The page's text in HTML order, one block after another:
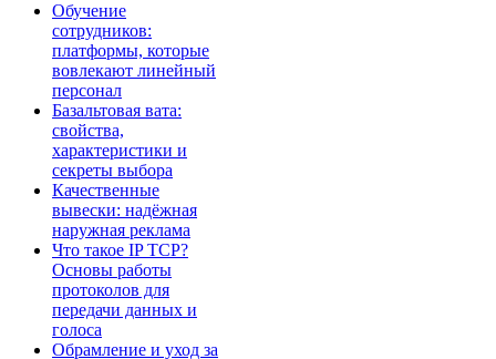
Обучение
сотрудников:
платформы, которые
вовлекают линейный
персонал
Базальтовая вата:
свойства,
характеристики и
секреты выбора
Качественные
вывески: надёжная
наружная реклама
Что такое IP TCP?
Основы работы
протоколов для
передачи данных и
голоса
Обрамление и уход за